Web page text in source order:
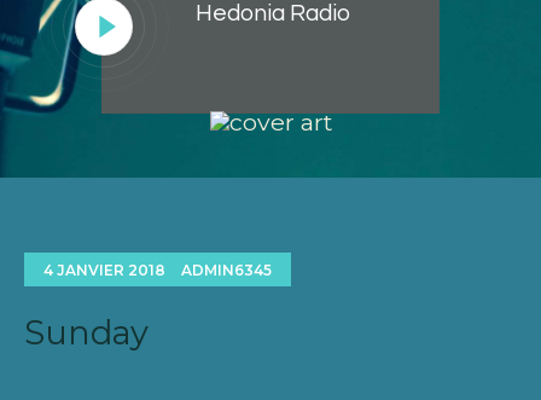
Hedonia Radio
4 JANVIER 2018 ADMIN6345
Sunday